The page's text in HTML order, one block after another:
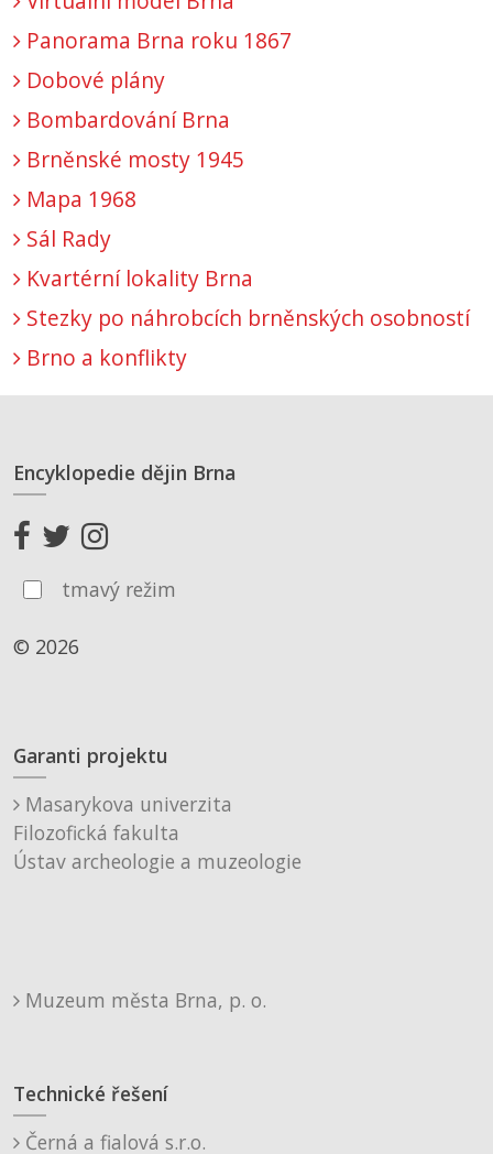
Panorama Brna roku 1867
Dobové plány
Bombardování Brna
Brněnské mosty 1945
Mapa 1968
Sál Rady
Kvartérní lokality Brna
Stezky po náhrobcích brněnských osobností
Brno a konflikty
Encyklopedie dějin Brna
tmavý režim
© 2026
Garanti projektu
Masarykova univerzita
Filozofická fakulta
Ústav archeologie a muzeologie
Muzeum města Brna, p. o.
Technické řešení
Černá a fialová s.r.o.